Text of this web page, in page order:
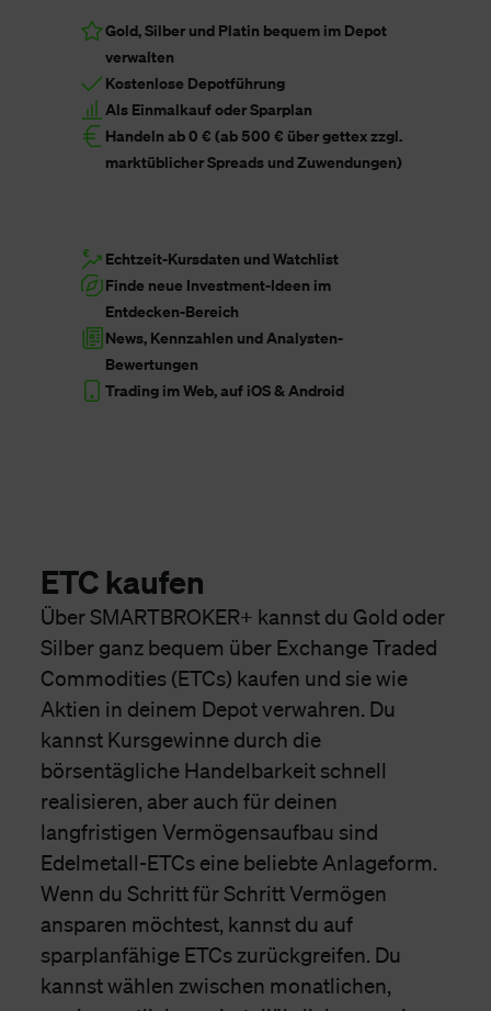
Gold, Silber und Platin bequem im Depot
verwalten
Kostenlose Depotführung
Als Einmalkauf oder Sparplan
Handeln ab 0 € (ab 500 € über gettex zzgl.
marktüblicher Spreads und Zuwendungen)
Echtzeit-Kursdaten und Watchlist
Finde neue Investment-Ideen im
Entdecken-Bereich
News, Kennzahlen und Analysten-
Bewertungen
Trading im Web, auf iOS & Android
ETC kaufen
Über SMARTBROKER+ kannst du Gold oder
Silber ganz bequem über Exchange Traded
Commodities (ETCs) kaufen und sie wie
Aktien in deinem Depot verwahren. Du
kannst Kursgewinne durch die
börsentägliche Handelbarkeit schnell
realisieren, aber auch für deinen
langfristigen Vermögensaufbau sind
Edelmetall-ETCs eine beliebte Anlageform.
Wenn du Schritt für Schritt Vermögen
ansparen möchtest, kannst du auf
sparplanfähige ETCs zurückgreifen. Du
kannst wählen zwischen monatlichen,